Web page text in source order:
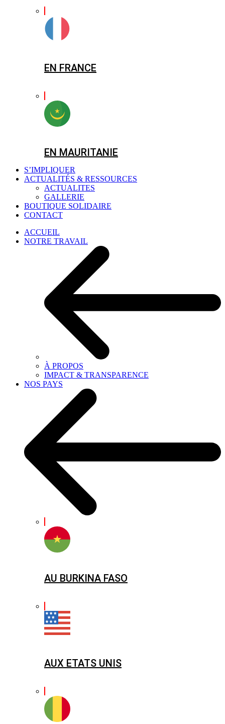
EN FRANCE
EN MAURITANIE
S’IMPLIQUER
ACTUALITÉS & RESSOURCES
ACTUALITES
GALLERIE
BOUTIQUE SOLIDAIRE
CONTACT
ACCUEIL
NOTRE TRAVAIL
À PROPOS
IMPACT & TRANSPARENCE
NOS PAYS
AU BURKINA FASO
AUX ETATS UNIS